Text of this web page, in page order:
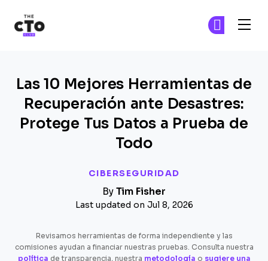
CIBERSEGURIDAD
Las 10 Mejores Herramientas de
Recuperación ante Desastres:
Protege Tus Datos a Prueba de
Todo
By Tim Fisher
Last updated on Jul 8, 2026
Revisamos herramientas de forma independiente y las
comisiones ayudan a financiar nuestras pruebas. Consulta nuestra
política de transparencia, nuestra metodología o sugiere una